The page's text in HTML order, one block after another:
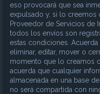
eso provocará que sea
expulsado y, si lo creemos
Proveedor de Servicios de
todos los envíos son
estas condiciones. Acuerda
eliminar, editar, mover o
momento que lo creamos
acuerda que cualquier
almacenada en una base
no será compartida con